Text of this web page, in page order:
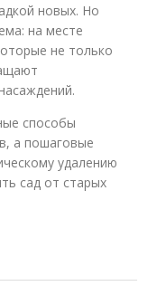
новых. Но
на месте
не только
способы
а пошаговые
удалению
сад от старых